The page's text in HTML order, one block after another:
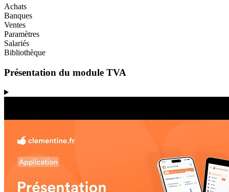
Achats
Banques
Ventes
Paramètres
Salariés
Bibliothèque
Présentation du module TVA